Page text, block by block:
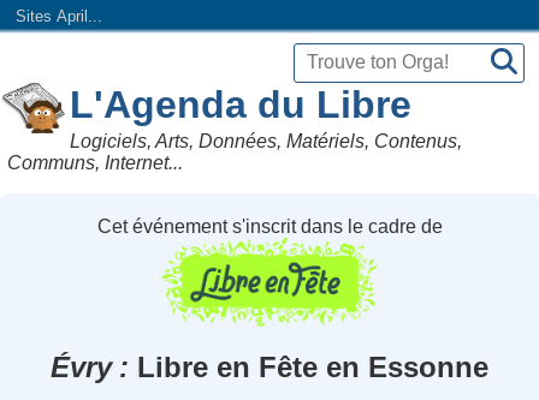
Sites April...
L'Agenda du Libre
Logiciels, Arts, Données, Matériels, Contenus,
Communs, Internet...
Cet événement s'inscrit dans le cadre de
Évry Libre en Fête en Essonne